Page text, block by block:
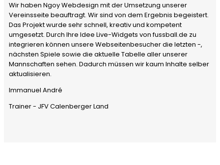
Wir haben Ngoy Webdesign mit der Umsetzung unserer
Vereinsseite beauftragt. Wir sind von dem Ergebnis begeistert.
Das Projekt wurde sehr schnell, kreativ und kompetent
umgesetzt. Durch Ihre Idee Live-Widgets von fussball.de zu
integrieren können unsere Webseitenbesucher die letzten -,
nächsten Spiele sowie die aktuelle Tabelle aller unserer
Mannschaften sehen. Dadurch müssen wir kaum Inhalte selber
aktualisieren.
Immanuel André
Trainer - JFV Calenberger Land